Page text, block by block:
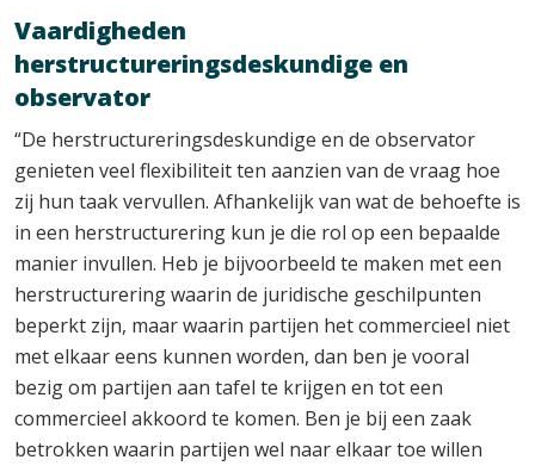
Vaardigheden
herstructureringsdeskundige en
observator
“De herstructureringsdeskundige en de observator
genieten veel flexibiliteit ten aanzien van de vraag hoe
zij hun taak vervullen. Afhankelijk van wat de behoefte is
in een herstructurering kun je die rol op een bepaalde
manier invullen. Heb je bijvoorbeeld te maken met een
herstructurering waarin de juridische geschilpunten
beperkt zijn, maar waarin partijen het commercieel niet
met elkaar eens kunnen worden, dan ben je vooral
bezig om partijen aan tafel te krijgen en tot een
commercieel akkoord te komen. Ben je bij een zaak
betrokken waarin partijen wel naar elkaar toe willen